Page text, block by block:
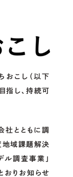
おこし（以下
指し、持続可
社とともに調
地域課題解決
調査事業」
おりお知らせ